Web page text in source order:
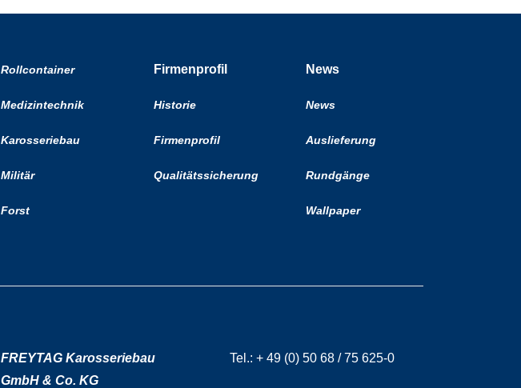
Rollcontainer
Medizintechnik
Karosseriebau
Militär
Forst
Firmenprofil
Historie
Firmenprofil
Qualitätssicherung
News
News
Auslieferung
Rundgänge
Wallpaper
FREYTAG Karosseriebau
GmbH & Co. KG
Tel.: + 49 (0) 50 68 / 75 625-0